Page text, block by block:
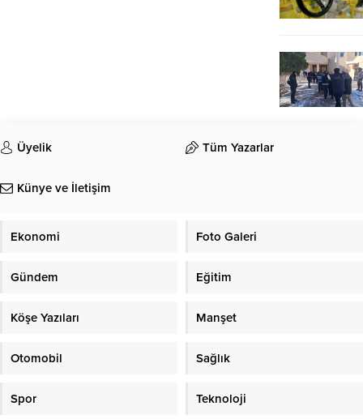
Üyelik Tüm Yazarlar
Künye ve İletişim
Ekonomi Foto Galeri
Gündem Eğitim
Köşe Yazıları Manşet
Otomobil Sağlık
Spor Teknoloji